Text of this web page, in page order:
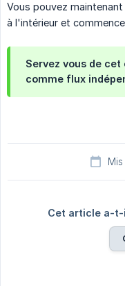
Vous pouvez
à l'intérieur et
Servez vous de
comme flux
Cet article a-t-